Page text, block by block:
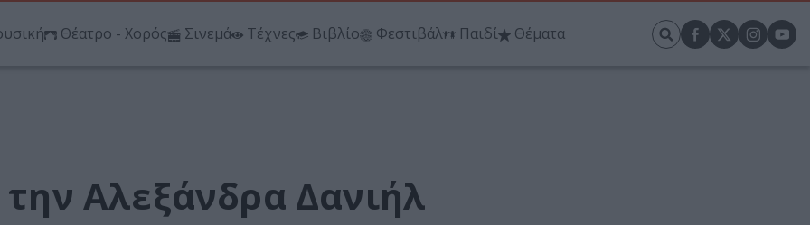
Θέατρο - Χορός Σινεμά Τέχνες Βιβλίο Φεστιβάλ Παιδί Θέματα
Αλεξάνδρα Δανιήλ